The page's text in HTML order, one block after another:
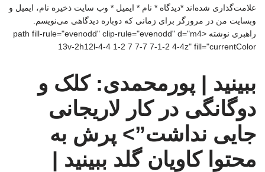
علامت‌گذاری شده‌اند *دیدگاه * نام * ایمیل * وب‌ سایت ذخیره نام، ایمیل و
وبسایت من در مرورگر برای زمانی که دوباره دیدگاهی می‌نویسم.
راهبری نوشته <path fill-rule="evenodd" clip-rule="evenodd" d="m4
13v-2h12l-4-4 1-2 7 7-7 7-1-2 4-4z" fill="currentColor
ببینید | پورمحمدی: کلک و
دوگانگی در کار لاریجانی
جایی نداشت”> پرش به
محتوا کاویان گلد ببینید |